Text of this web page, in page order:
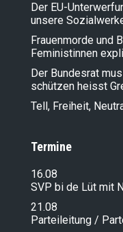
Der EU-
unsere
Frauenmorde und
Feministinnen
Der Bundesrat
schützen heisst
Tell, Freiheit,
Termine
16.08
SVP bi de Lüt mit
21.08
Parteileitung /